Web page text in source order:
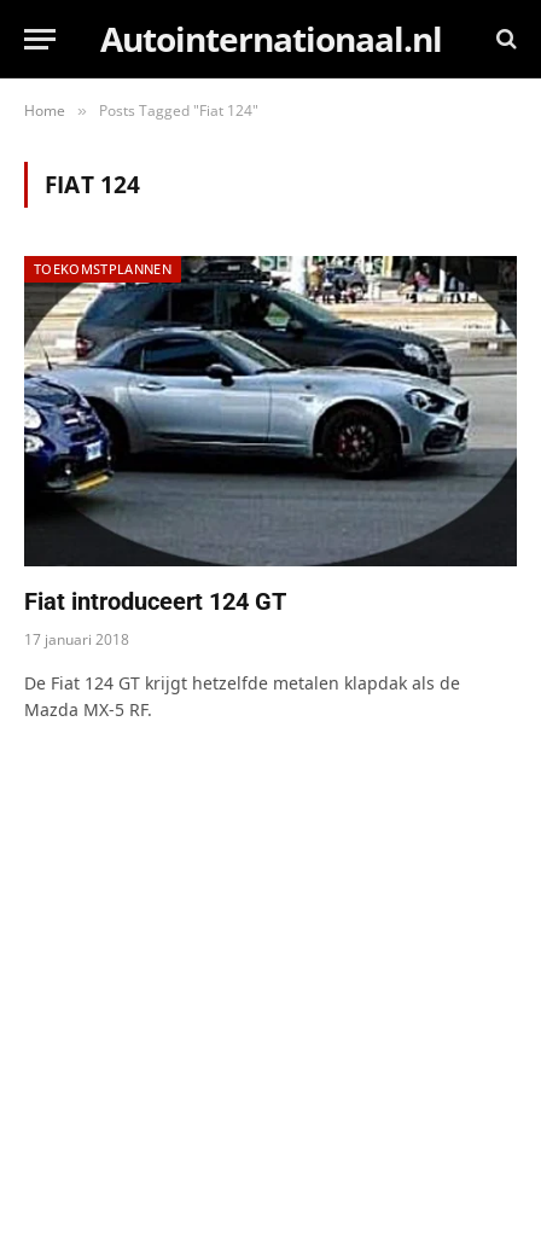
Autointernationaal.nl
Home » Posts Tagged "Fiat 124"
FIAT 124
TOEKOMSTPLANNEN
Fiat introduceert 124 GT
17 januari 2018
De Fiat 124 GT krijgt hetzelfde metalen klapdak als de
Mazda MX-5 RF.